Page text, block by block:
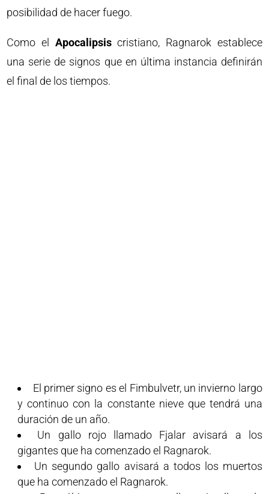
posibilidad de hacer fuego.
Como el Apocalipsiscristiano, Ragnarok establece
una serie de signos que en última instancia definirán
el final de los tiempos.
El primer signo es el Fimbulvetr, un invierno largo
y continuo con la constante nieve que tendrá una
duración de un año.
Un gallo rojo llamado Fjalar avisará a los
gigantes que ha comenzado el Ragnarok.
Un segundo gallo avisará a todos los muertos
que ha comenzado el Ragnarok.